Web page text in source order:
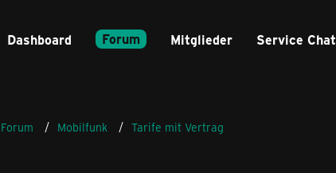
Dashboard Forum Mitglieder Service Chat
Forum Mobilfunk Tarife mit Vertrag